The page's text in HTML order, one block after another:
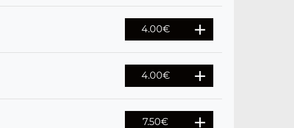
4.00€
4.00€
7.50€